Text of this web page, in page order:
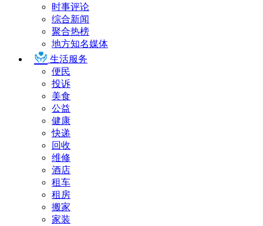
时事评论
综合新闻
聚合热榜
地方知名媒体
生活服务
便民
投诉
美食
公益
健康
快递
回收
维修
酒店
租车
租房
搬家
家装